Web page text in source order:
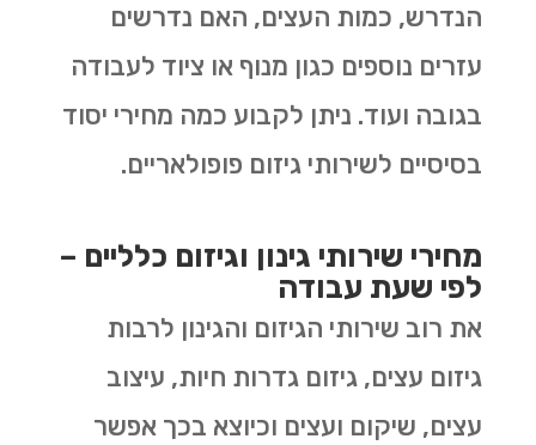
הנדרש, כמות העצים, האם נדרשים
עזרים נוספים כגון מנוף או ציוד לעבודה
בגובה ועוד. ניתן לקבוע כמה מחירי יסוד
בסיסיים לשירותי גיזום פופולאריים.
מחירי שירותי גינון וגיזום כלליים –
לפי שעת עבודה
את רוב שירותי הגיזום והגינון לרבות
גיזום עצים, גיזום גדרות חיות, עיצוב
עצים, שיקום ועצים וכיוצא בכך אפשר